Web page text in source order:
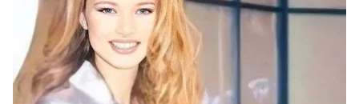
kullanılmaktadır. Diğer çerezler, sitemizin daha işlevsel
kılınması ve kişiselleştirilmesi ve sizlere yönelik
reklam/pazarlama faaliyetlerinin yapılması, amaçlarıyla
sınırlı olarak açık rızanız dahilinde kullanılacaktır.